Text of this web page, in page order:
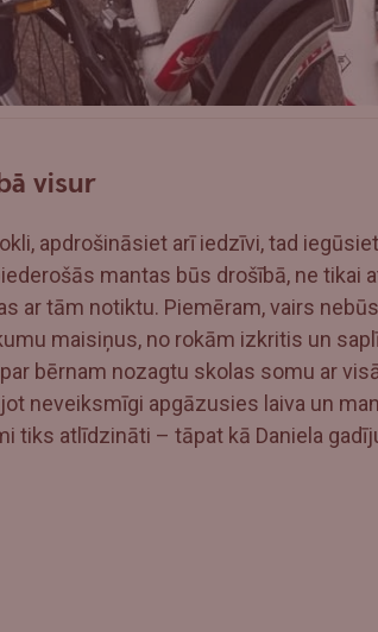
visur
apdrošināsiet arī iedzīvi, tad
mantas būs drošībā, ne tikai
ar tām notiktu. Piemēram, vairs
maisiņus, no rokām izkritis un
bērnam nozagtu skolas somu ar
neveiksmīgi apgāzusies laiva un
tiks atlīdzināti – tāpat kā Daniela